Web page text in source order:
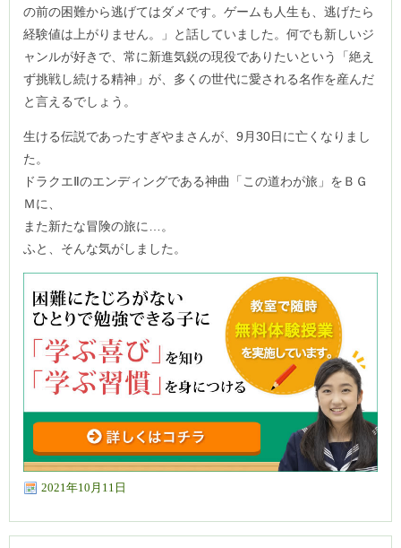
の前の困難から逃げてはダメです。ゲームも人生も、逃げたら
経験値は上がりません。」と話していました。何でも新しいジ
ャンルが好きで、常に新進気鋭の現役でありたいという「絶え
ず挑戦し続ける精神」が、多くの世代に愛される名作を産んだ
と言えるでしょう。
生ける伝説であったすぎやまさんが、9月30日に亡くなりまし
た。
ドラクエⅡのエンディングである神曲「この道わが旅」をＢＧ
Ｍに、
また新たな冒険の旅に…。
ふと、そんな気がしました。
2021年10月11日